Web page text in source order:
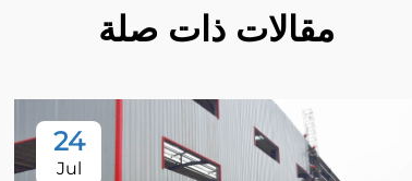
مقالات ذات صلة
24
Jul